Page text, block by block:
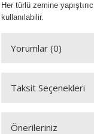
Her türlü zemine
kullanılabilir.
Yorumlar (0)
Bu
Taksit Seçenekleri
Önerileriniz